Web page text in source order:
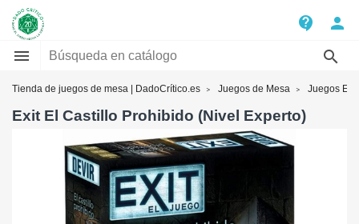
contact_support
person


Tienda de juegos de mesa | DadoCrítico.es Juegos de Mesa Juegos Exit
Exit El Castillo Prohibido (Nivel Experto)